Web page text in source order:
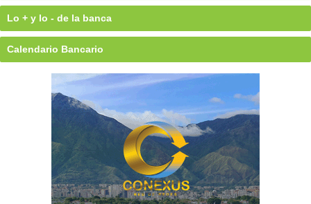
Lo + y lo - de la banca
Calendario Bancario